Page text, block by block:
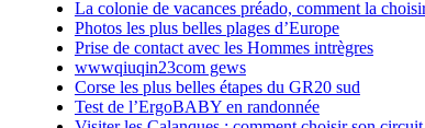
La colonie de vacances préado, comment la
Photos les plus belles plages d’Europe
Prise de contact avec les Hommes intrègres
wwwqiuqin23com gews
Corse les plus belles étapes du GR20 sud
Test de l’ErgoBABY en randonnée